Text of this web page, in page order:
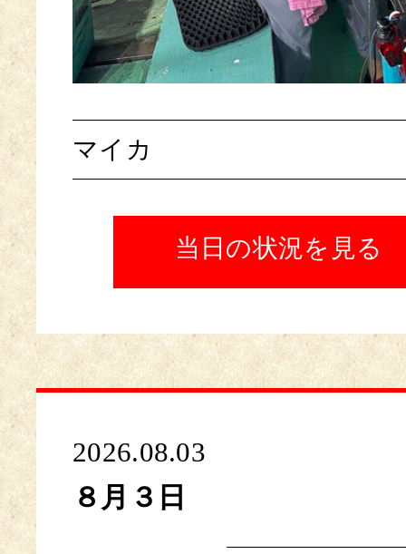
マイカ
当日の状況を見る
2026.08.03
８月３日